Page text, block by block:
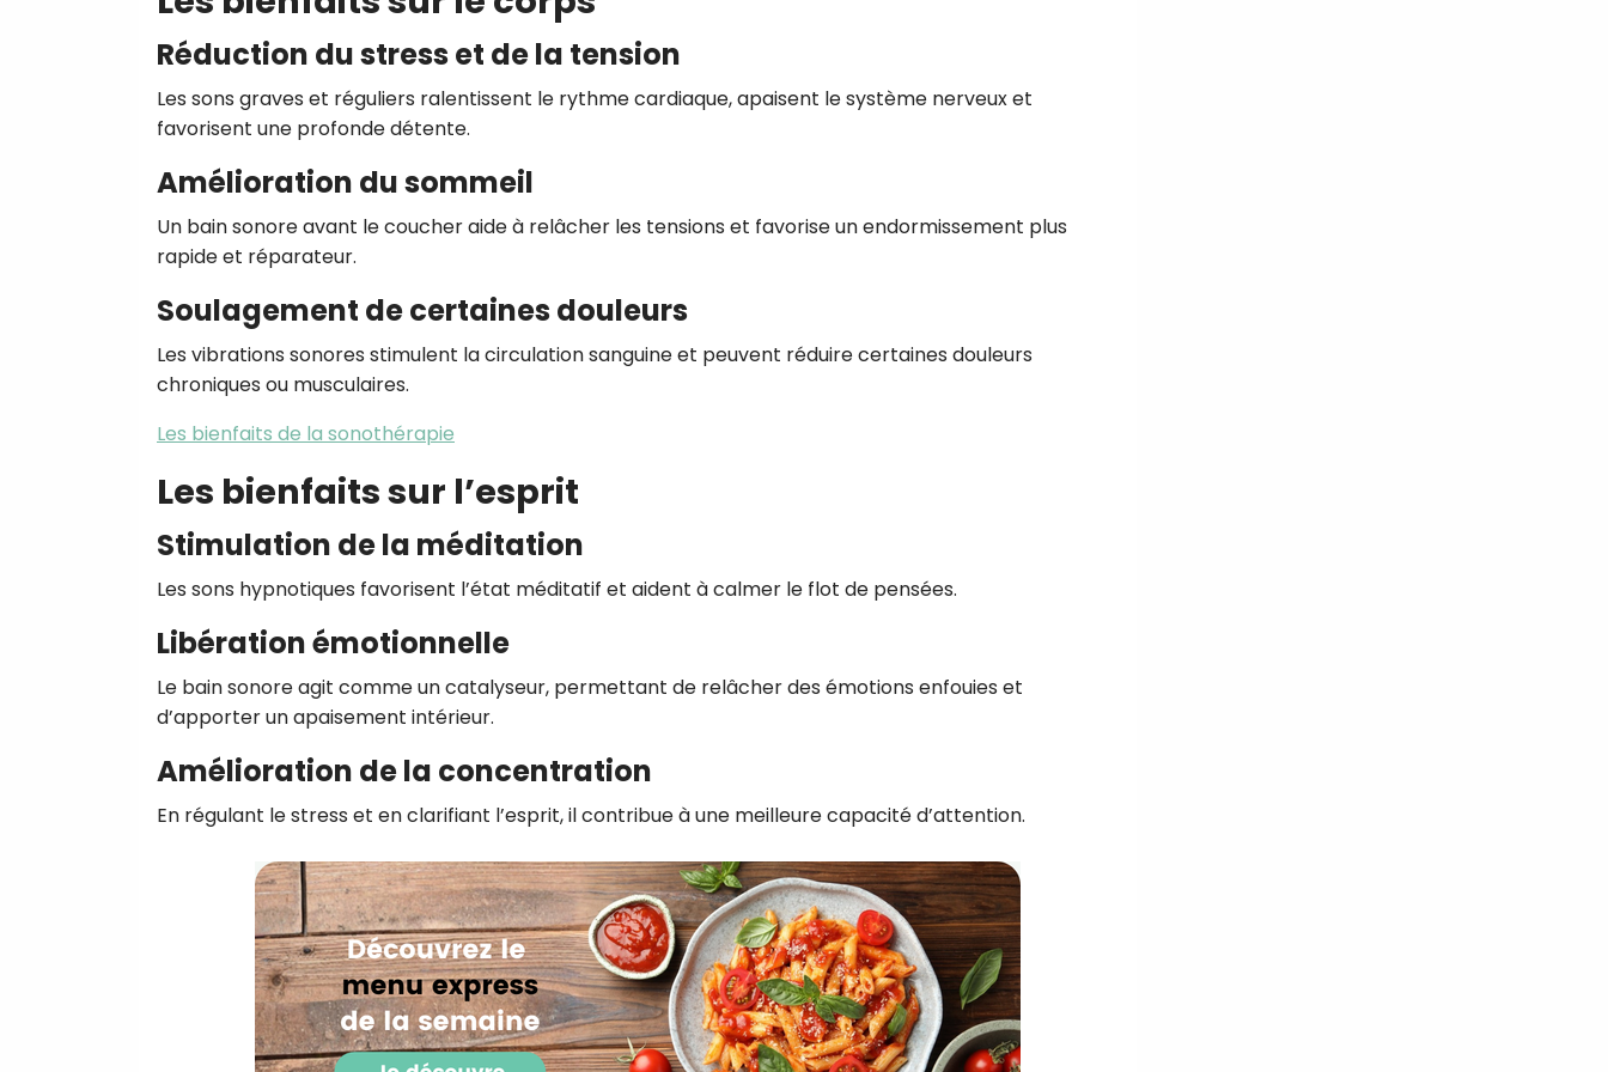
Réduction du stress et de la tension
Les sons graves et réguliers ralentissent le rythme cardiaque, apaisent le système nerveux et
favorisent une profonde détente.
Amélioration du sommeil
Un bain sonore avant le coucher aide à relâcher les tensions et favorise un endormissement plus
rapide et réparateur.
Soulagement de certaines douleurs
Les vibrations sonores stimulent la circulation sanguine et peuvent réduire certaines douleurs
chroniques ou musculaires.
Les bienfaits de la sonothérapie
Les bienfaits sur l’esprit
Stimulation de la méditation
Les sons hypnotiques favorisent l’état méditatif et aident à calmer le flot de pensées.
Libération émotionnelle
Le bain sonore agit comme un catalyseur, permettant de relâcher des émotions enfouies et
d’apporter un apaisement intérieur.
Amélioration de la concentration
En régulant le stress et en clarifiant l’esprit, il contribue à une meilleure capacité d’attention.